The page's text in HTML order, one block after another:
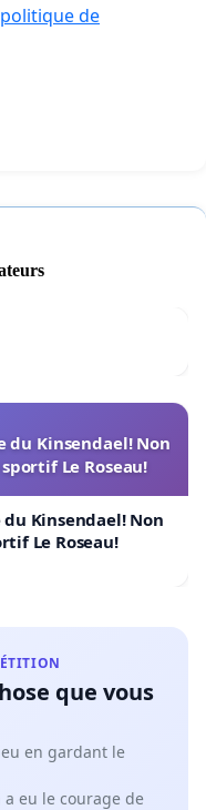
politique de
du Kinsendael! Non
Le Roseau!
Kinsendael! Non
Le Roseau!
que vous
en gardant le
eu le courage de